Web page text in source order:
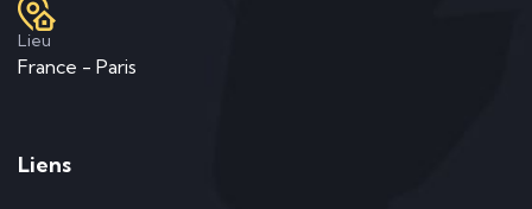
Lieu
France - Paris
Liens